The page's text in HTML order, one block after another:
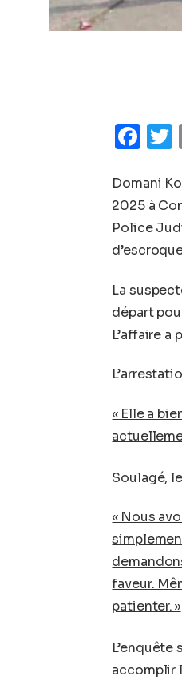
Domani
2025 à
Police
La
départ
L’affaire
« Elle a
Soulagé,
« Nous
faveur.
patienter. »
accomplir